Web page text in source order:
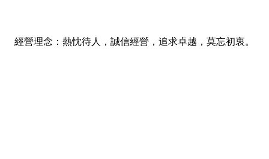
經營理念：熱忱待人，誠信經營，追求卓越，莫忘初衷。